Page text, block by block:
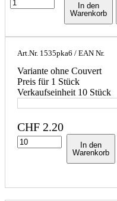
In den
Warenkorb
Art.Nr. 1535pka6 / EAN Nr.
Variante ohne Couvert
Preis für 1 Stück
Verkaufseinheit 10 Stück
CHF 2.20
In den
Warenkorb